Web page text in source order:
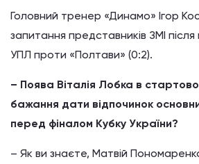
Головний тренер «Динамо» Ігор
запитання представників ЗМІ
УПЛ проти «Полтави» (0:2).
– Поява Віталія Лобка в
бажання дати відпочинок
перед фіналом Кубку України?
– Як ви знаєте, Матвій